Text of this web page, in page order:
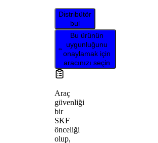
Distribütör
bul
Bu ürünün
uygunluğunu
onaylamak için
aracınızı seçin
Araç
güvenliği
bir
SKF
önceliği
olup,